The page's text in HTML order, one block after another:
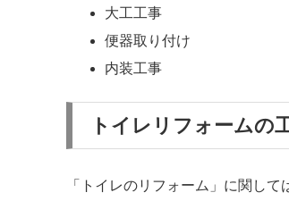
大工工事
便器取り付け
内装工事
トイレリフォームの
「トイレのリフォーム」に関し